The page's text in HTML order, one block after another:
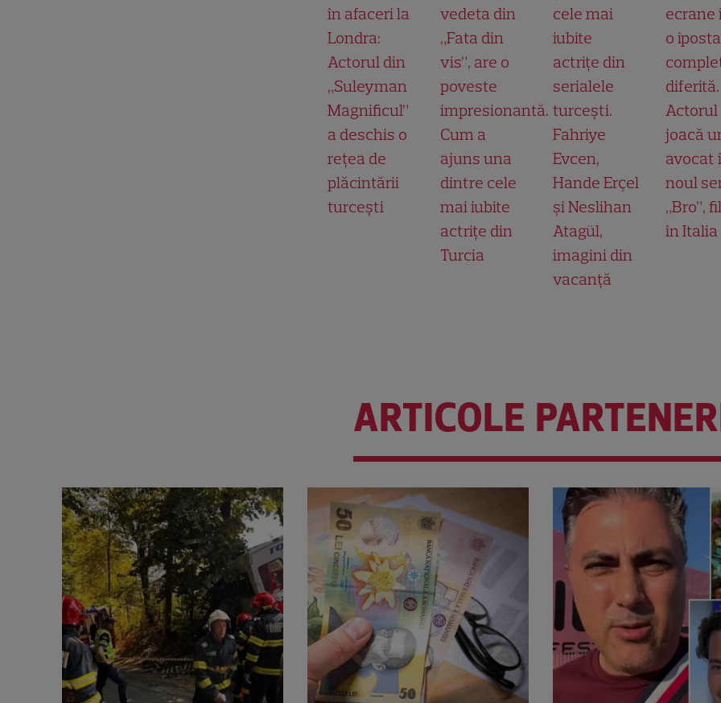
în afaceri la
Londra:
Actorul din
„Suleyman
Magnificul”
a deschis o
rețea de
plăcintării
turcești
vedeta din
„Fata din
vis”, are o
poveste
impresionantă.
Cum a
ajuns una
dintre cele
mai iubite
actrițe din
Turcia
cele mai
iubite
actrițe din
serialele
turcești.
Fahriye
Evcen,
Hande Erçel
și Neslihan
Atagül,
imagini din
vacanță
o
diferită.
Actorul
joacă
avocat
noul
„Bro”,
în Italia
ARTICOLE